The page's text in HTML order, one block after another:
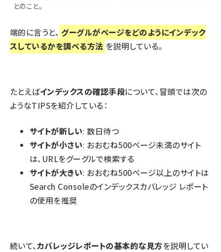
とのこと。
端的に言うと、 グーグルがページをどのようにインデック
スしているかを調べる方法 を説明している。
たとえばインデックスの確認手段について、冒頭では次の
ようなTIPSを紹介している：
サイトが新しい: 数日待つ
サイトが小さい: おおむね500ページ未満のサイト
は、URLをグーグルで検索する
サイトが大きい: おおむね500ページ以上のサイトは
Search Consoleのインデックスカバレッジ レポート
の使用を推奨
続いて、カバレッジレポートの基本的な見方を説明してい